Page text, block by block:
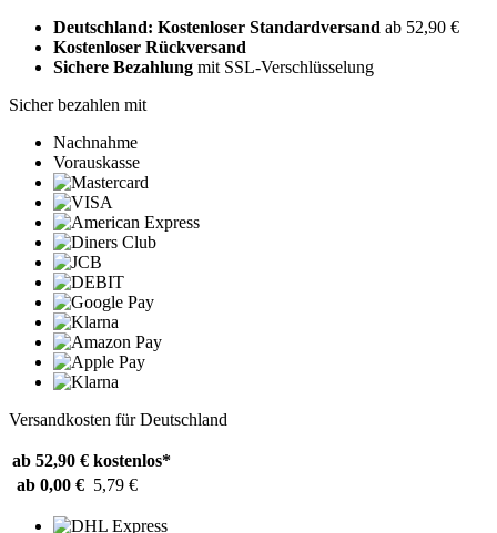
Deutschland: Kostenloser Standardversand ab 52,90 €
Kostenloser Rückversand
Sichere Bezahlung mit SSL-Verschlüsselung
Sicher bezahlen mit
Nachnahme
Vorauskasse
Versandkosten für Deutschland
ab 52,90 € kostenlos*
ab 0,00 € 5,79 €